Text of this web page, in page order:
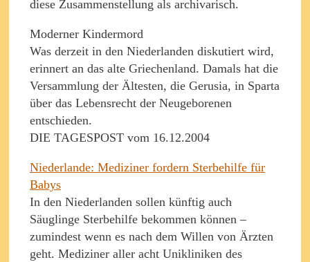
diese Zusammenstellung als archivarisch.
Moderner Kindermord
Was derzeit in den Niederlanden diskutiert wird,
erinnert an das alte Griechenland. Damals hat die
Versammlung der Ältesten, die Gerusia, in Sparta
über das Lebensrecht der Neugeborenen
entschieden.
DIE TAGESPOST vom 16.12.2004
Niederlande: Mediziner fordern Sterbehilfe für
Babys
In den Niederlanden sollen künftig auch
Säuglinge Sterbehilfe bekommen können –
zumindest wenn es nach dem Willen von Ärzten
geht. Mediziner aller acht Unikliniken des